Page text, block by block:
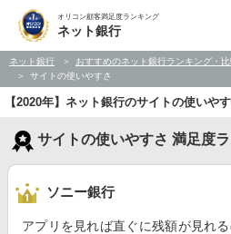
オリコン顧客満足度ランキング
ネット銀行
ネット銀行 おすすめのネット銀行ランキング・比
サイトの使いやすさ
【2020年】ネット銀行のサイトの使いや
サイトの使いやすさ 満足度
ソニー銀行
アプリを見れば直ぐに残額が見れ